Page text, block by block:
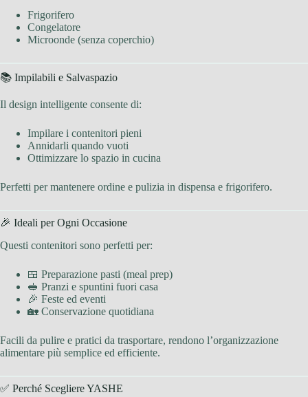
Frigorifero
Congelatore
Microonde (senza coperchio)
📚 Impilabili e Salvaspazio
Il design intelligente consente di:
Impilare i contenitori pieni
Annidarli quando vuoti
Ottimizzare lo spazio in cucina
Perfetti per mantenere ordine e pulizia in dispensa e frigorifero.
🎉 Ideali per Ogni Occasione
Questi contenitori sono perfetti per:
🍱 Preparazione pasti (meal prep)
🥪 Pranzi e spuntini fuori casa
🎉 Feste ed eventi
🏡 Conservazione quotidiana
Facili da pulire e pratici da trasportare, rendono l’organizzazione
alimentare più semplice ed efficiente.
✅ Perché Scegliere YASHE